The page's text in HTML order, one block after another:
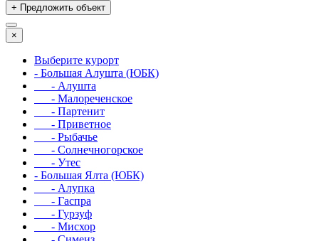
+ Предложить объект
×
Выберите курорт
- Большая Алушта (ЮБК)
- Алушта
- Малореченское
- Партенит
- Приветное
- Рыбачье
- Солнечногорское
- Утес
- Большая Ялта (ЮБК)
- Алупка
- Гаспра
- Гурзуф
- Мисхор